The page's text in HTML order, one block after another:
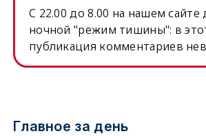
C 22.00 до 8.00 на нашем сайте
ночной "режим тишины": в
публикация комментариев
Главное за день